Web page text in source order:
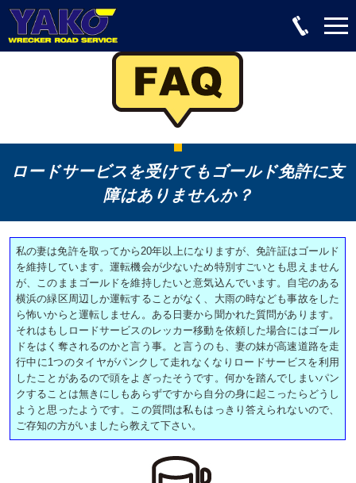
ロードサービスを受けてもゴールド免許に支
障はありませんか？
私の妻は免許を取ってから20年以上になりますが、免許証はゴールド
を維持しています。運転機会が少ないため特別すごいとも思えません
が、このままゴールドを維持したいと意気込んでいます。自宅のある
横浜の緑区周辺しか運転することがなく、大雨の時なども事故をした
ら怖いからと運転しません。ある日妻から聞かれた質問があります。
それはもしロードサービスのレッカー移動を依頼した場合にはゴール
ドをはく奪されるのかと言う事。と言うのも、妻の妹が高速道路を走
行中に1つのタイヤがパンクして走れなくなりロードサービスを利用
したことがあるので頭をよぎったそうです。何かを踏んでしまいパン
クすることは無きにしもあらずですから自分の身に起こったらどうし
ようと思ったようです。この質問は私もはっきり答えられないので、
ご存知の方がいましたら教えて下さい。